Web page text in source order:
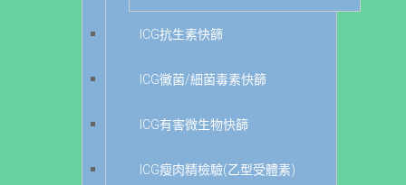
ICG抗生素快篩
ICG黴菌/細菌毒素快篩
ICG有害微生物快篩
ICG瘦肉精檢驗(乙型受體素)